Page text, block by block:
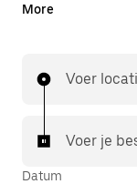
is, profiteer je
More
Voer
Voer je
Datum